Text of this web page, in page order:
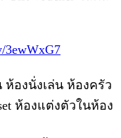
3ewWxG7
องนั่งเล่น ห้องครัว
ห้องแต่งตัวในห้อง